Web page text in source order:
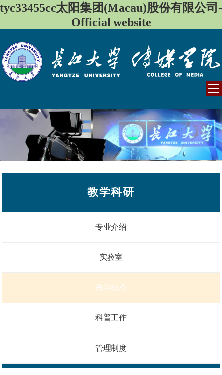
tyc33455cc太阳集团(Macau)股份有限公司-
Official website
教学科研
专业介绍
实验室
教学动态
科普工作
管理制度